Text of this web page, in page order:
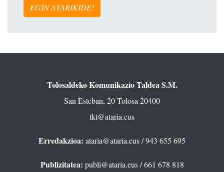
EGIN ATARIKIDE!
Tolosaldeko Komunikazio Taldea S.M.
San Esteban, 20 Tolosa 20400
tkt@ataria.eus
Erredakzioa: ataria@ataria.eus/ 943 655 695
Publizitatea: publi@ataria.eus/ 661 678 818